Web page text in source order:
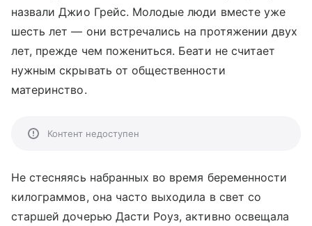
назвали Джио Грейс. Молодые люди вместе уже
шесть лет — они встречались на протяжении двух
лет, прежде чем пожениться. Беати не считает
нужным скрывать от общественности
материнство.
Контент недоступен
Не стесняясь набранных во время беременности
килограммов, она часто выходила в свет со
старшей дочерью Дасти Роуз, активно освещала